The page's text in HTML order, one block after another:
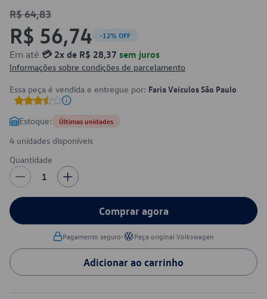
R$ 64,83
R$ 56,74 -12% OFF
Em até 💳 2x de R$ 28,37 sem juros
Informações sobre condições de parcelamento
Essa peça é vendida e entregue por: Faria Veículos São Paulo
Estoque: Últimas unidades
4 unidades disponíveis
Quantidade
1
Comprar agora
Pagamento seguro• Peça original Volkswagen
Adicionar ao carrinho